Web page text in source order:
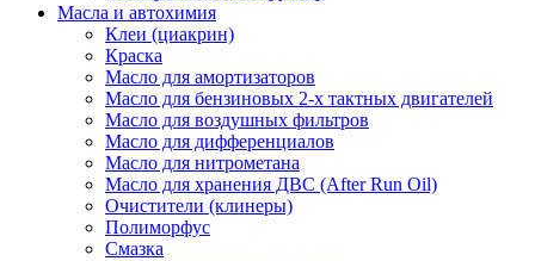
Масла и автохимия
Клеи (циакрин)
Краска
Масло для амортизаторов
Масло для бензиновых 2-х тактных двигателей
Масло для воздушных фильтров
Масло для дифференциалов
Масло для нитрометана
Масло для хранения ДВС (After Run Oil)
Очистители (клинеры)
Полиморфус
Смазка